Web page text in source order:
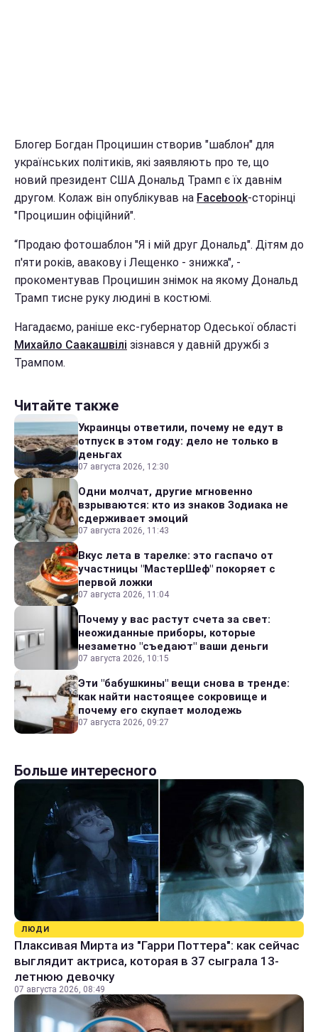
Блогер Богдан Процишин створив "шаблон" для
українських політиків, які заявляють про те, що
новий президент США Дональд Трамп є їх давнім
другом. Колаж він опублікував на Facebook-сторінці
"Процишин офіційний".
“Продаю фотошаблон "Я і мій друг Дональд". Дітям до
п'яти років, авакову і Лещенко - знижка", -
прокоментував Процишин знімок на якому Дональд
Трамп тисне руку людині в костюмі.
Нагадаємо, раніше екс-губернатор Одеської області
Михайло Саакашвілі зізнався у давній дружбі з
Трампом.
Читайте также
Украинцы ответили, почему не едут в
отпуск в этом году: дело не только в
деньгах
07 августа 2026, 12:30
Одни молчат, другие мгновенно
взрываются: кто из знаков Зодиака не
сдерживает эмоций
07 августа 2026, 11:43
Вкус лета в тарелке: это гаспачо от
участницы "МастерШеф" покоряет с
первой ложки
07 августа 2026, 11:04
Почему у вас растут счета за свет:
неожиданные приборы, которые
незаметно "съедают" ваши деньги
07 августа 2026, 10:15
Эти "бабушкины" вещи снова в тренде:
как найти настоящее сокровище и
почему его скупает молодежь
07 августа 2026, 09:27
Больше интересного
ЛЮДИ
Плаксивая Мирта из "Гарри Поттера": как сейчас
выглядит актриса, которая в 37 сыграла 13-
летнюю девочку
07 августа 2026, 08:49